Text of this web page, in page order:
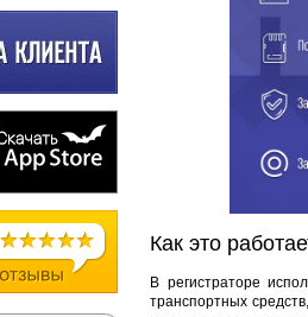
Как это
В регистраторе
транспортных